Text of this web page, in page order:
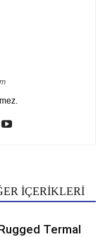
İÇERİKLERİ
Termal